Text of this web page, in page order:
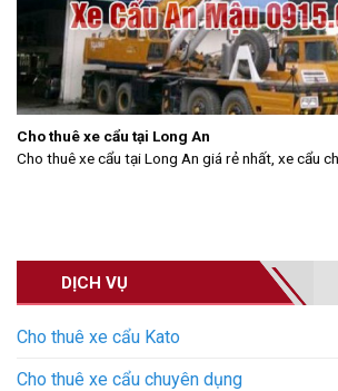
DỊCH VỤ
Cho thuê xe cẩu Kato
Cho thuê xe cẩu chuyên dụng
Cho thuê xe cẩu tại Long An
Cho thuê xe cẩu tại Long An giá rẻ nhất, xe cẩu